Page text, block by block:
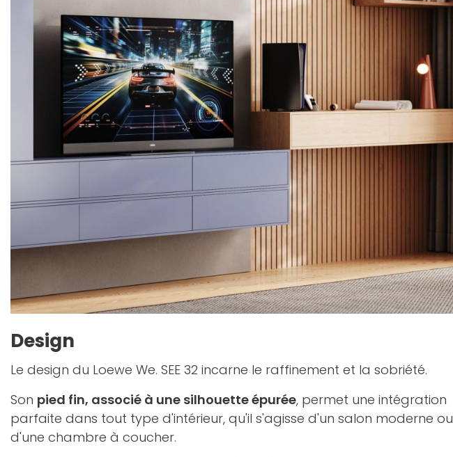
Design
Le design du Loewe We. SEE 32 incarne le raffinement et la sobriété.
Son pied fin, associé à une silhouette épurée, permet une intégration
parfaite dans tout type d'intérieur, qu'il s'agisse d'un salon moderne ou
d'une chambre à coucher.